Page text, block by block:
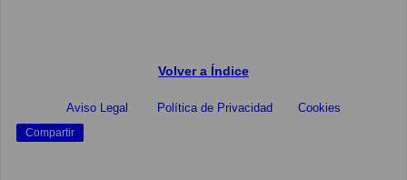
Volver a Índice
Aviso Legal Política de Privacidad Cookies
Compartir